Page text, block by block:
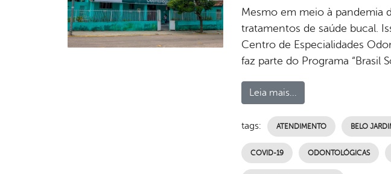
Mesmo em meio à pandemia
tratamentos de saúde bucal.
Centro de Especialidades
faz parte do Programa “Brasil
Leia mais...
tags: ATENDIMENTO BELO
COVID-19 ODONTOLÓGICAS